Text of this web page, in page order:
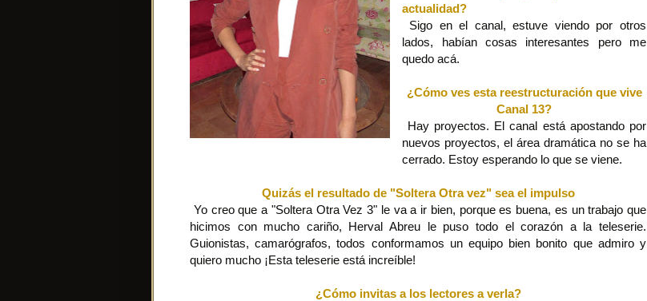
actualidad?
Sigo en el canal, estuve viendo por otros
lados, habían cosas interesantes pero me
quedo acá.
¿Cómo ves esta reestructuración que vive
Canal 13?
Hay proyectos. El canal está apostando por
nuevos proyectos, el área dramática no se ha
cerrado. Estoy esperando lo que se viene.
Quizás el resultado de "Soltera Otra vez" sea el impulso
Yo creo que a "Soltera Otra Vez 3" le va a ir bien, porque es buena, es un trabajo que
hicimos con mucho cariño, Herval Abreu le puso todo el corazón a la teleserie.
Guionistas, camarógrafos, todos conformamos un equipo bien bonito que admiro y
quiero mucho ¡Esta teleserie está increíble!
¿Cómo invitas a los lectores a verla?